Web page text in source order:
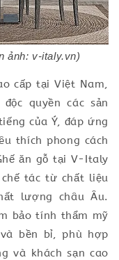
ảnh: v-italy.vn)
cấp tại Việt Nam,
quyền các sản
của Ý, đáp ứng
thích phong cách
ăn gỗ tại V-Italy
tác từ chất liệu
lượng châu Âu.
bảo tính thẩm mỹ
bền bỉ, phù hợp
và khách sạn cao